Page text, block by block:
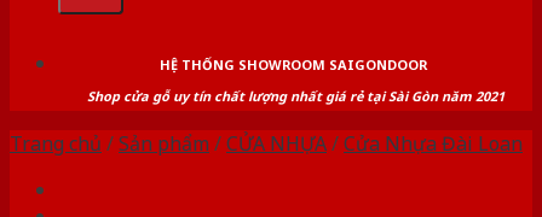
HỆ THỐNG SHOWROOM SAIGONDOOR
Shop cửa gỗ uy tín chất lượng nhất giá rẻ tại Sài Gòn năm 2021
Trang chủ /Sản phẩm /CỬA NHỰA/Cửa Nhựa Đài Loan